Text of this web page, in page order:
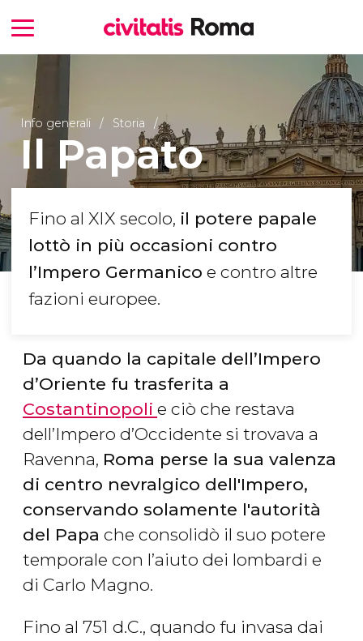
Info generali Storia
Il Papato
Fino al XIX secolo, il potere papale
lottò in più occasioni contro
l’Impero Germanico e contro altre
fazioni europee.
Da quando la capitale dell’Impero
d’Oriente fu trasferita a
Costantinopoli e ciò che restava
dell’Impero d’Occidente si trovava a
Ravenna, Roma perse la sua valenza
di centro nevralgico dell'Impero,
conservando solamente l'autorità
del Papa che consolidò il suo potere
temporale con l’aiuto dei lombardi e
di Carlo Magno.
Fino al 751 d.C., quando fu invasa dai